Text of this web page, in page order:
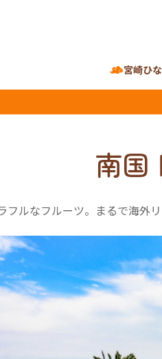
宮崎ひ
南国
ルなフルーツ。まるで海外